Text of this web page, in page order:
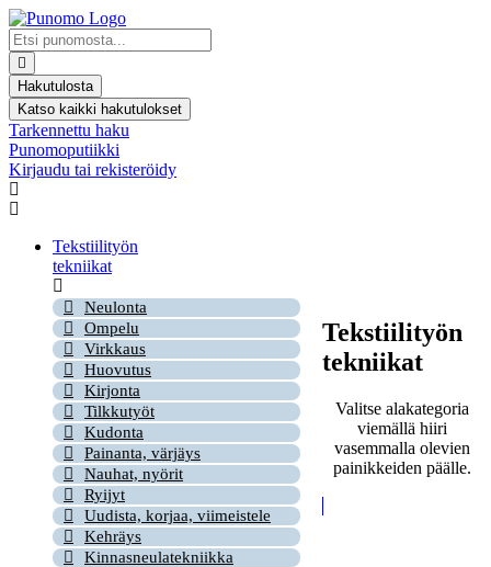
Mene
sisältöön
Search
...
Hakutulosta
Katso kaikki hakutulokset
Tarkennettu haku
Punomoputiikki
Kirjaudu tai rekisteröidy
Tekstiilityön
tekniikat
Neulonta
Ompelu
Virkkaus
Huovutus
Kirjonta
Tilkkutyöt
Kudonta
Painanta, värjäys
Nauhat, nyörit
Ryijyt
Uudista, korjaa, viimeistele
Kehräys
Kinnasneulatekniikka
Tekstiilityön
tekniikat
Valitse alakategoria
viemällä hiiri
vasemmalla olevien
painikkeiden päälle.